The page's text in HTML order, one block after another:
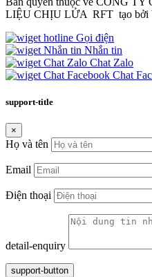
LIỆU CHỊU LỬA RFT tạo bởi
Gọi điện
Nhắn tin
Chat Zalo
Chat
support-title
×
Họ và tên
Email
Điện thoại
detail-enquiry
support-button